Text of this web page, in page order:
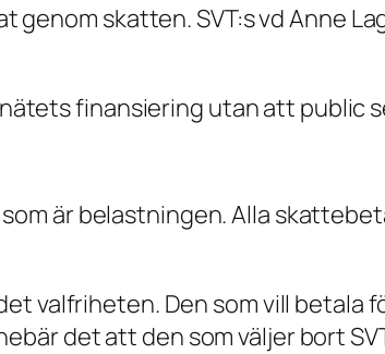
genom skatten. SVT:s vd Anne
finansiering utan att public
är belastningen. Alla
valfriheten. Den som vill betala
det att den som väljer bort